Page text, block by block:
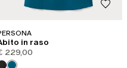
in raso
229,00